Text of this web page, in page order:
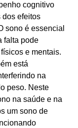
cognitivo
dos efeitos
sono é essencial
falta pode
e mentais.
está
na
peso. Neste
na saúde e na
um sono de